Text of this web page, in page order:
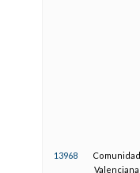
13968
Comunidad
Valenciana